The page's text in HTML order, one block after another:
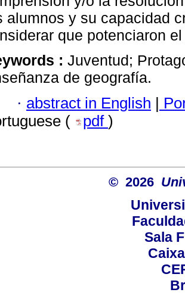
alumnos y su capacidad
que potenciaron
: Juventud;
de geografía.
· abstract in English |
(
pdf )
© 2026
Sala